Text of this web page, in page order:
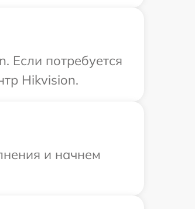
Если потребуется
Hikvision.
и начнем